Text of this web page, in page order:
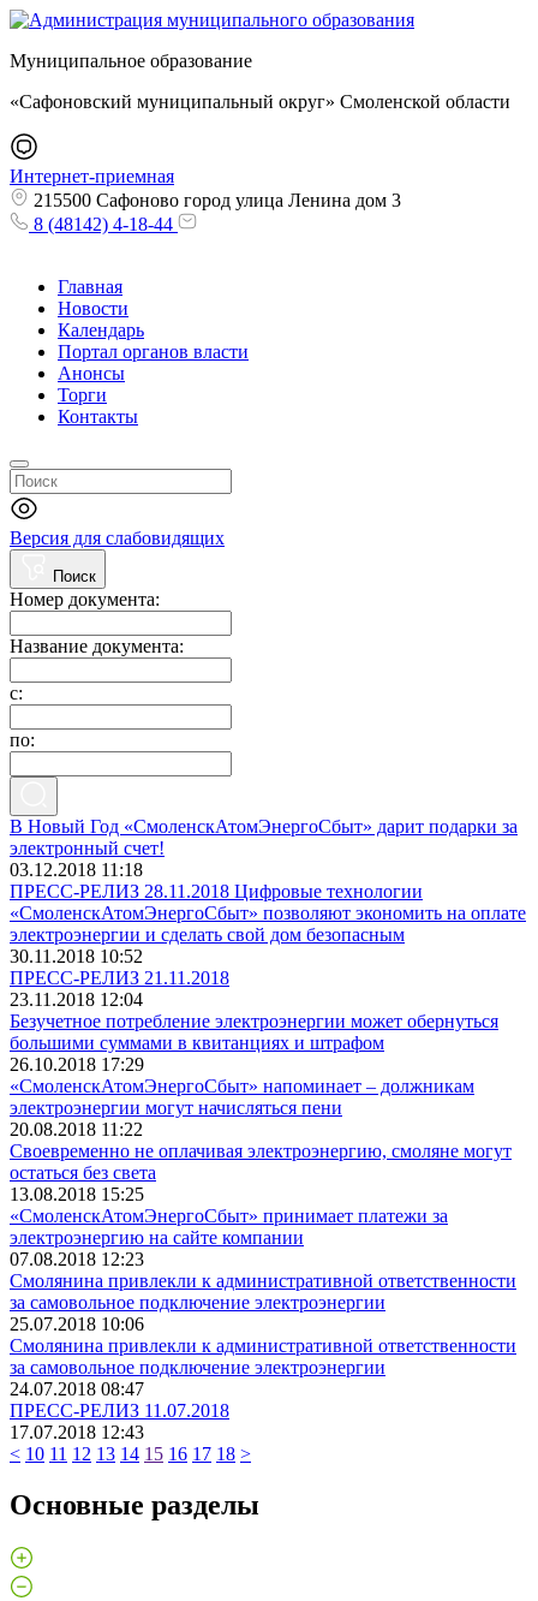
Муниципальное образование
«Сафоновский муниципальный округ» Смоленской области
Интернет-приемная
215500 Сафоново город улица Ленина дом 3
8 (48142) 4-18-44
Главная
Новости
Календарь
Портал органов власти
Анонсы
Торги
Контакты
Версия для слабовидящих
Поиск
Номер документа:
Название документа:
с:
по:
В Новый Год «СмоленскАтомЭнергоСбыт» дарит подарки за
электронный счет!
03.12.2018 11:18
ПРЕСС-РЕЛИЗ 28.11.2018 Цифровые технологии
«СмоленскАтомЭнергоСбыт» позволяют экономить на оплате
электроэнергии и сделать свой дом безопасным
30.11.2018 10:52
ПРЕСС-РЕЛИЗ 21.11.2018
23.11.2018 12:04
Безучетное потребление электроэнергии может обернуться
большими суммами в квитанциях и штрафом
26.10.2018 17:29
«СмоленскАтомЭнергоСбыт» напоминает – должникам
электроэнергии могут начисляться пени
20.08.2018 11:22
Своевременно не оплачивая электроэнергию, смоляне могут
остаться без света
13.08.2018 15:25
«СмоленскАтомЭнергоСбыт» принимает платежи за
электроэнергию на сайте компании
07.08.2018 12:23
Смолянина привлекли к административной ответственности
за самовольное подключение электроэнергии
25.07.2018 10:06
Смолянина привлекли к административной ответственности
за самовольное подключение электроэнергии
24.07.2018 08:47
ПРЕСС-РЕЛИЗ 11.07.2018
17.07.2018 12:43
< 10 11 12 13 14 15 16 17 18 >
Основные разделы